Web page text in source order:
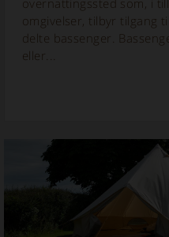
overnattingssted som, i
omgivelser, tilbyr tilgang
delte bassenger.
eller...